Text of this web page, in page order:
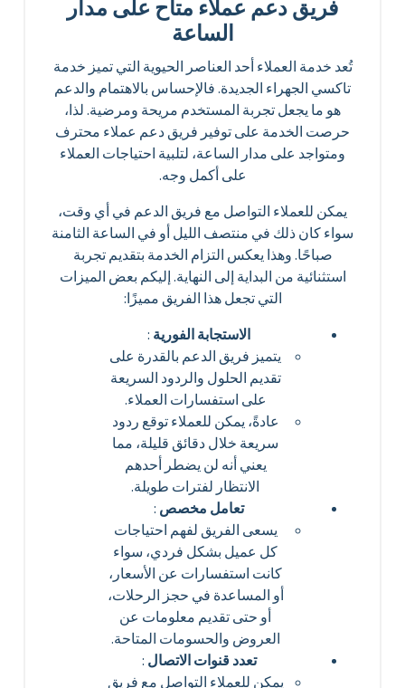
فريق دعم عملاء متاح على مدار
الساعة
تُعد خدمة العملاء أحد العناصر الحيوية التي تميز خدمة
تاكسي الجهراء الجديدة. فالإحساس بالاهتمام والدعم
هو ما يجعل تجربة المستخدم مريحة ومرضية. لذا،
حرصت الخدمة على توفير فريق دعم عملاء محترف
ومتواجد على مدار الساعة، لتلبية احتياجات العملاء
على أكمل وجه.
يمكن للعملاء التواصل مع فريق الدعم في أي وقت،
سواء كان ذلك في منتصف الليل أو في الساعة الثامنة
صباحًا. وهذا يعكس التزام الخدمة بتقديم تجربة
استثنائية من البداية إلى النهاية. إليكم بعض الميزات
التي تجعل هذا الفريق مميزًا:
الاستجابة الفورية:
يتميز فريق الدعم بالقدرة على
تقديم الحلول والردود السريعة
على استفسارات العملاء.
عادةً، يمكن للعملاء توقع ردود
سريعة خلال دقائق قليلة، مما
يعني أنه لن يضطر أحدهم
الانتظار لفترات طويلة.
تعامل مخصص :
يسعى الفريق لفهم احتياجات
كل عميل بشكل فردي، سواء
كانت استفسارات عن الأسعار،
أو المساعدة في حجز الرحلات،
أو حتى تقديم معلومات عن
العروض والحسومات المتاحة.
تعدد قنوات الاتصال:
يمكن للعملاء التواصل مع فريق